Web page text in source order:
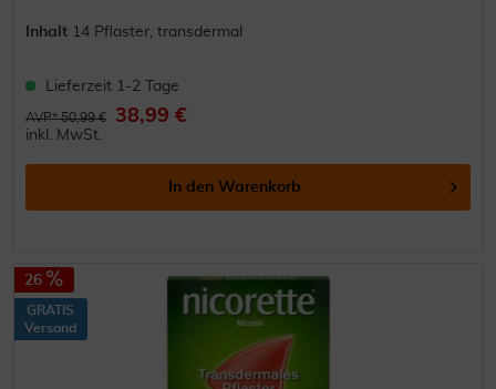
Inhalt 14 Pflaster, transdermal
Lieferzeit 1-2 Tage
AVP* 50,99 € 38,99 €
inkl. MwSt.
In den Warenkorb
26
GRATIS
Versand